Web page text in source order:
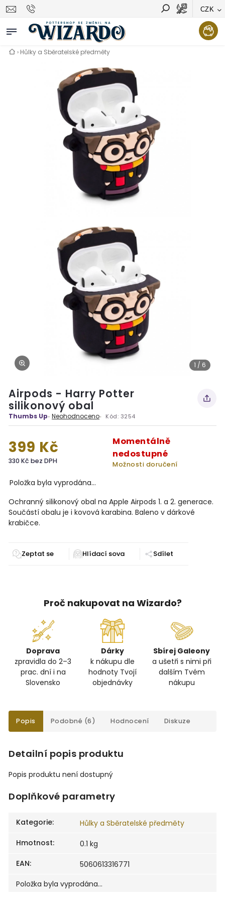
CZK
Vyhledávání Hledat
› Hůlky a Sběratelské předměty
1 / 6
Airpods - Harry Potter
silikonový obal
Thumbs Up Neohodnoceno Kód: 3254
399 Kč
330 Kč bez DPH
Momentálně
nedostupné
Možnosti doručení
Položka byla vyprodána…
Ochranný silikonový obal na Apple Airpods 1. a 2. generace.
Součástí obalu je i kovová karabina. Baleno v dárkové
krabičce.
Zeptat se Sdílet
Proč nakupovat na Wizardo?
Doprava
zpravidla do 2–3
prac. dní i na
Slovensko
Dárky
k nákupu dle
hodnoty Tvojí
objednávky
Sbírej Galeony
a ušetři s nimi při
dalším Tvém
nákupu
Popis Podobné (6) Hodnocení Diskuze
Detailní popis produktu
Popis produktu není dostupný
Doplňkové parametry
Kategorie:
Hůlky a Sběratelské předměty
Hmotnost:
0.1 kg
EAN:
5060613316771
Položka byla vyprodána…